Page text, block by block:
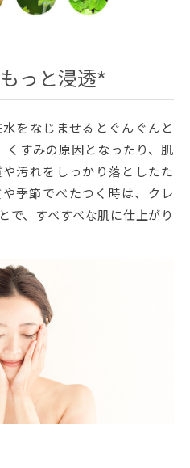
っと浸透*
をなじませるとぐんぐんと
すみの原因となったり、肌
汚れをしっかり落としたた
季節でべたつく時は、クレ
で、すべすべな肌に仕上がり